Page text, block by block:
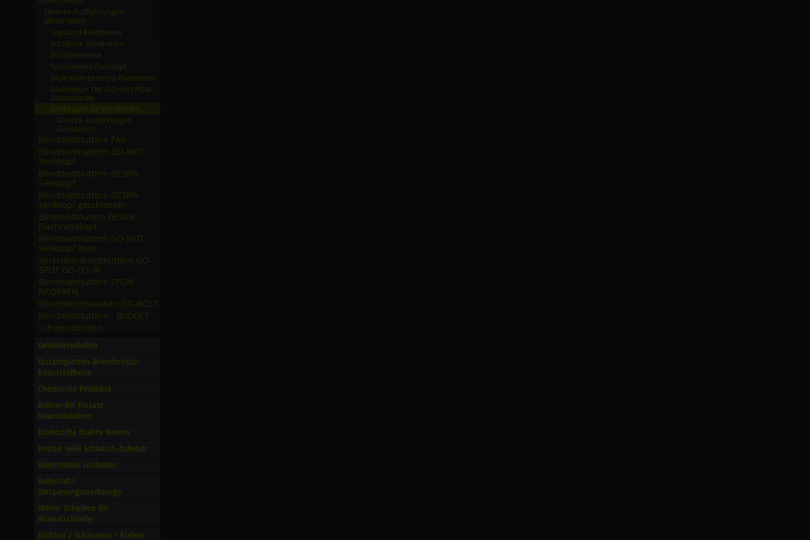
Diverse Ausführungen
Blindnieten
Standard Blindnieten
hochfeste Blindnieten
Dichtblindniete
Spreiznieten Flachkopf
Multi Mehrbereichs-Blindnieten
Blindnieten TRE-GO mit EPDM
Dichtscheibe
Diverse Ausführungen
Zierkappen
Blindnietmuttern FAR
Blindnietmuttern GO-NUT
Senkkopf
Blindnietmuttern GESIPA
Senkkopf
Blindnietmuttern GESIPA
Senkkopf geschlossen
Blindnietmutern GESIPA
Flachrundkopf
Blindnietmuttern GO-NUT
Senkkopf klein
Spreizblindnietmuttern GO-
SPLIT GO-FOUR
Blindnietmuttern EPDM
NEOPREN
Blindnietschrauben GO-BOLT
Blindnietmuttern - BUDGET
Schweissbolzen
Geländerzubehör
Distanzplatten-Brandschutz-
Kunststoffteile
Chemische Produkte
Bohrer-Bit Einsatz-
Gewindebohrer
Drahtstifte Drähte Nieten
Ketten Seile Schlauch-Zubehör
Klemmteile Lindapter
Bohrcraft/­
Zerspanungswerkzeuge
Weiler Scheiben für
Winkelschleifer
Dichten /­ Schäumen /­ Kleben